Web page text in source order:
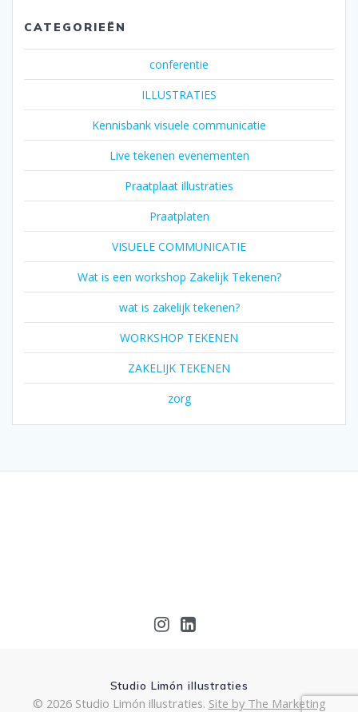
CATEGORIEËN
conferentie
ILLUSTRATIES
Kennisbank visuele communicatie
Live tekenen evenementen
Praatplaat illustraties
Praatplaten
VISUELE COMMUNICATIE
Wat is een workshop Zakelijk Tekenen?
wat is zakelijk tekenen?
WORKSHOP TEKENEN
ZAKELIJK TEKENEN
zorg
Studio Limón illustraties
© 2026 Studio Limón illustraties. Site by The Marketing